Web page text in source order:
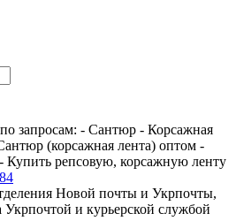
запросам: - Сантюр - Корсажная
(корсажная лента) оптом -
репсовую, корсажную ленту
Новой почты и Укрпочты,
и курьерской службой